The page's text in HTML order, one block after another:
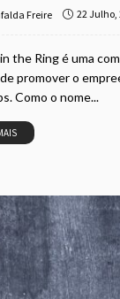
Freire 22 Julho,
the Ring é uma
promover o
Como o nome...